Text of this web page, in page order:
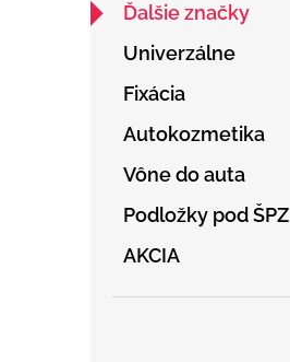
Ďalšie značky
Univerzálne
Fixácia
Autokozmetika
Vône do auta
Podložky pod ŠPZ
AKCIA